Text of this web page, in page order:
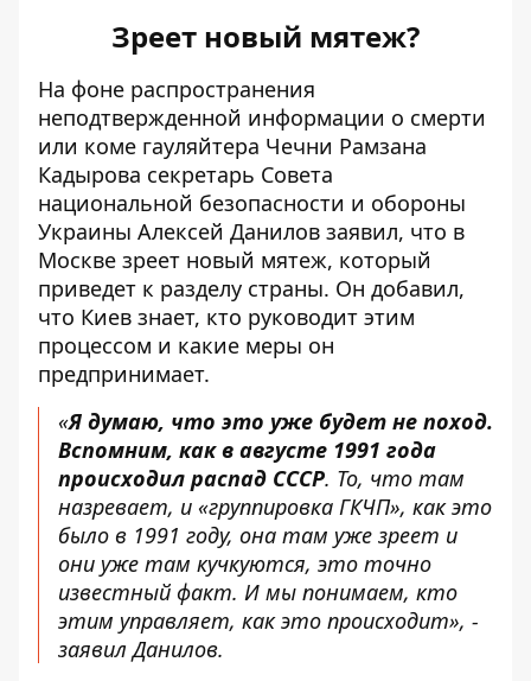
Зреет новый мятеж?
На фоне распространения
неподтвержденной информации о смерти
или коме гауляйтера Чечни Рамзана
Кадырова секретарь Совета
национальной безопасности и обороны
Украины Алексей Данилов заявил, что в
Москве зреет новый мятеж, который
приведет к разделу страны. Он добавил,
что Киев знает, кто руководит этим
процессом и какие меры он
предпринимает.
«Я думаю, что это уже будет не поход.
Вспомним, как в августе 1991 года
происходил распад СССР. То, что там
назревает, и «группировка ГКЧП», как это
было в 1991 году, она там уже зреет и
они уже там кучкуются, это точно
известный факт. И мы понимаем, кто
этим управляет, как это происходит», -
заявил Данилов.